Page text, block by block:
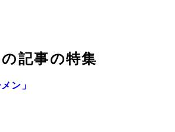
記事の特集
ン」